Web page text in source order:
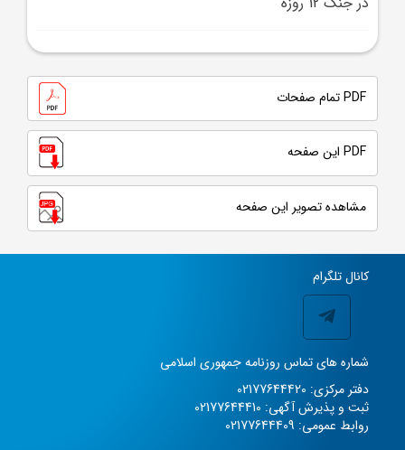
PDF تمام صفحات
PDF این صفحه
مشاهده تصویر این صفحه
کانال تلگرام
شماره های تماس روزنامه جمهوری اسلامی
دفتر مرکزی: 02177644420
ثبت و پذیرش آگهی: 02177644410
روابط عمومی: 02177644409